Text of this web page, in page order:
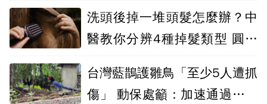
洗頭後掉一堆頭髮怎麼辦？中
醫教你分辨4種掉髮類型 圓形
台灣藍鵲護雛鳥「至少5人遭抓
傷」 動保處籲：加速通過勿逗